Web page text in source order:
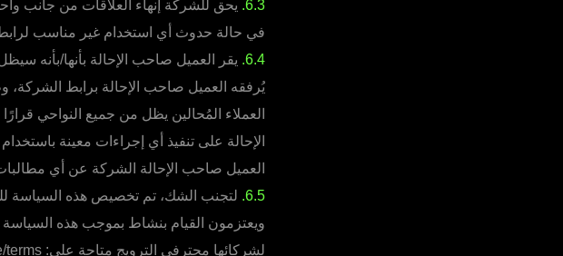
6.3. يحق للشركة إنهاء العلاقات من جانب
في حالة حدوث أي استخدام غير مناسب
6.4. يقر العميل صاحب الإحالة بأنها/بأنه
يُرفقه العميل صاحب الإحالة برابط الشركة،
العملاء المُحالين يظل من جميع النواحي
الإحالة على تنفيذ أي إجراءات معينة
العميل صاحب الإحالة الشركة عن أي
6.5. لتجنب الشك، تم تخصيص هذه السياسة
ويعتزمون القيام بنشاط بموجب هذه